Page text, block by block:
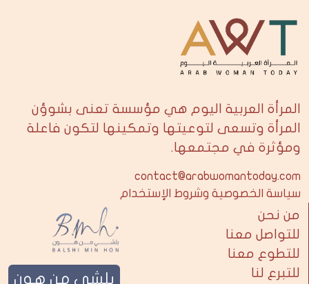
المرأة العربية اليوم هي مؤسسة تعنى بشوؤن
المرأة وتسعى لتوعيتها وتمكينها لتكون فاعلة
ومؤثرة في مجتمعها.
contact@arabwomantoday.com
سياسة الخصوصية وشروط الإستخدام
من نحن
للتواصل معنا
للتطوع معنا
للتبرع لنا
بلشي من هون